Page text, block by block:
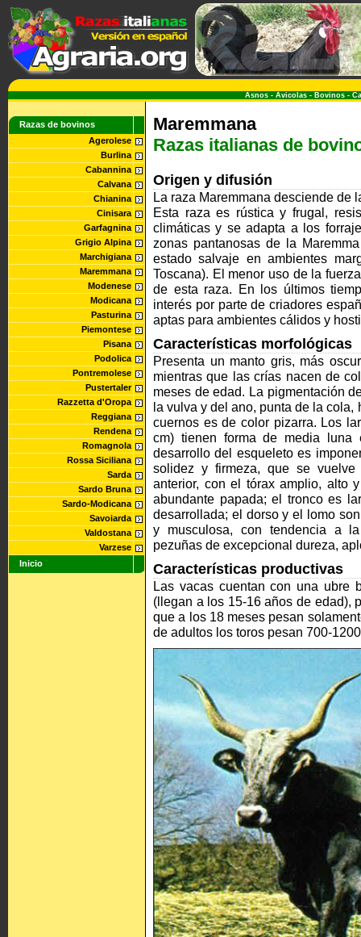
Asnos - Avicolas - Bovinos -
Razas de bovinos
Agerolese
Burlina
Cabannina
Calvana
Chianina
Cinisara
Garfagnina
Grigio Alpina
Marchigiana
Maremmana
Modenese
Modicana
Pasturina
Piemontese
Pisana
Podolica
Pontremolese
Pustertaler
Razzetta d'Oropa
Reggiana
Rendena
Romagnola
Rossa Siciliana
Sarda
Sardo Bruna
Sardo-Modicana
Savoiarda
Valdostana
Varzese
Inicio
Maremmana
Razas italianas de
Origen y difusión
La raza Maremmana desciende de
Esta raza es rústica y frugal,
climáticas y se adapta a los
zonas pantanosas de la
estado salvaje en ambientes
Toscana). El menor uso de la
de esta raza. En los últimos
interés por parte de criadores
aptas para ambientes cálidos y
Características morfológicas
Presenta un manto gris, más
mientras que las crías nacen de
meses de edad. La pigmentación
la vulva y del ano, punta de la
cuernos es de color pizarra. Los
cm) tienen forma de media
desarrollo del esqueleto es
solidez y firmeza, que se
anterior, con el tórax amplio, alto
abundante papada; el tronco es
desarrollada; el dorso y el lomo
y musculosa, con tendencia a
pezuñas de excepcional dureza,
Características productivas
Las vacas cuentan con una ubre
(llegan a los 15-16 años de edad),
que a los 18 meses pesan
de adultos los toros pesan 700-